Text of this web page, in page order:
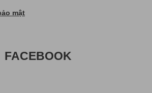
mật
FACEBOOK